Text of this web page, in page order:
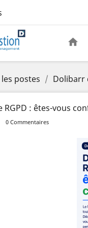
postes Dolibarr
RGPD : êtes-vous
0 Commentaires